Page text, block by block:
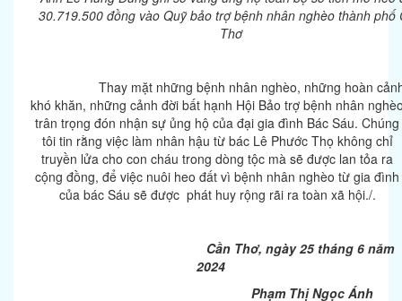
30.719.500 đồng vào Quỹ bảo trợ bệnh nhân nghèo thành phố
Thơ
Thay mặt những bệnh nhân nghèo, những hoàn
khó khăn, những cảnh đời bất hạnh Hội Bảo trợ bệnh nhân
trân trọng đón nhận sự ủng hộ của đại gia đình Bác Sáu. Chúng
tôi tin rằng việc làm nhân hậu từ bác Lê Phước Thọ không chỉ
truyền lửa cho con cháu trong dòng tộc mà sẽ được lan tỏa ra
cộng đồng, để việc nuôi heo đất vì bệnh nhân nghèo từ gia đình
của bác Sáu sẽ được phát huy rộng rãi ra toàn xã hội./.
Cần Thơ, ngày 25 tháng 6 năm
2024
Phạm Thị Ngọc Ánh